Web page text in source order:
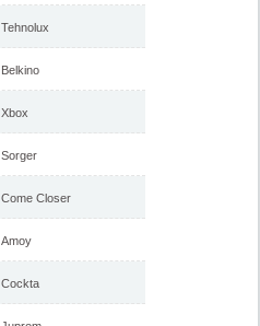
Tehnolux
Belkino
Xbox
Sorger
Come Closer
Amoy
Cockta